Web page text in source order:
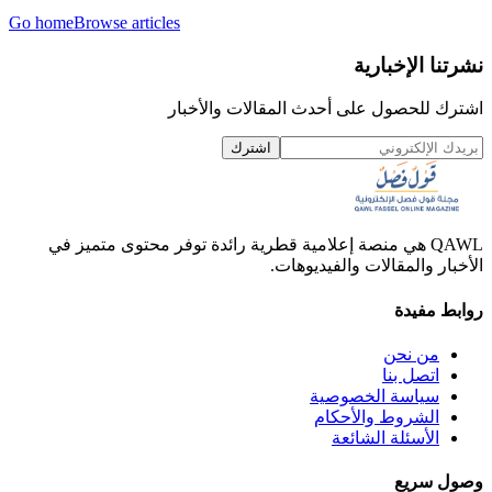
Go homeBrowse articles
نشرتنا الإخبارية
اشترك للحصول على أحدث المقالات والأخبار
اشترك
QAWL هي منصة إعلامية قطرية رائدة توفر محتوى متميز في
الأخبار والمقالات والفيديوهات.
روابط مفيدة
من نحن
اتصل بنا
سياسة الخصوصية
الشروط والأحكام
الأسئلة الشائعة
وصول سريع